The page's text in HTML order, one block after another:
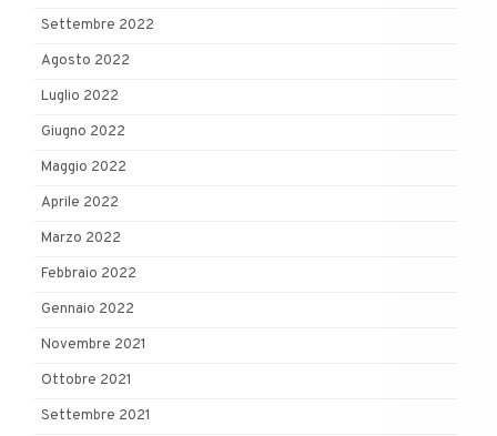
Settembre 2022
Agosto 2022
Luglio 2022
Giugno 2022
Maggio 2022
Aprile 2022
Marzo 2022
Febbraio 2022
Gennaio 2022
Novembre 2021
Ottobre 2021
Settembre 2021